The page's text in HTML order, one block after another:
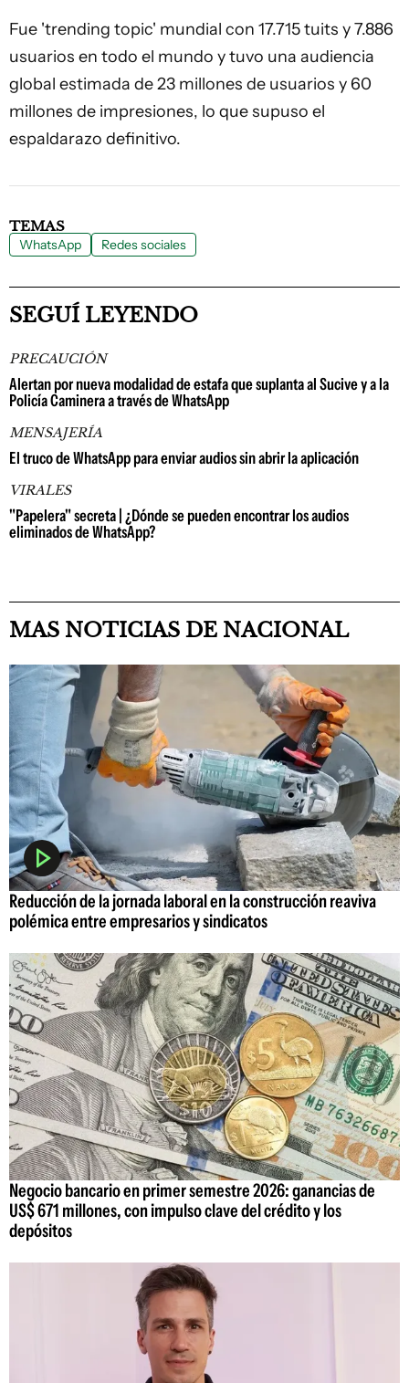
Fue 'trending topic' mundial con 17.715 tuits y 7.886
usuarios en todo el mundo y tuvo una audiencia
global estimada de 23 millones de usuarios y 60
millones de impresiones, lo que supuso el
espaldarazo definitivo.
TEMAS
WhatsApp Redes sociales
SEGUÍ LEYENDO
PRECAUCIÓN
Alertan por nueva modalidad de estafa que suplanta al Sucive y a la
Policía Caminera a través de WhatsApp
MENSAJERÍA
El truco de WhatsApp para enviar audios sin abrir la aplicación
VIRALES
"Papelera" secreta | ¿Dónde se pueden encontrar los audios
eliminados de WhatsApp?
MAS NOTICIAS DE NACIONAL
Reducción de la jornada laboral en la construcción reaviva
polémica entre empresarios y sindicatos
Negocio bancario en primer semestre 2026: ganancias de
US$ 671 millones, con impulso clave del crédito y los
depósitos